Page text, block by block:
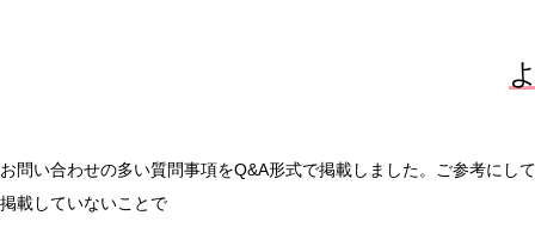
お問い合わせの多い質問事項をQ&A形式で掲載しました。ご参考にし
掲載していないことで